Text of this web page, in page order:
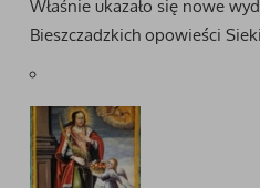
Właśnie ukazało się nowe
Bieszczadzkich opowieści